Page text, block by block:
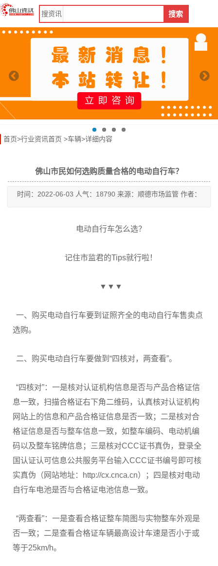
搜资讯 搜索
首页>行业资讯首页 >车辆>详细内容
佛山市民如何选购质量合格的电动自行车？
时间：2022-06-03 人气：18790 来源：顺德市场监管 作者：
电动自行车怎么选？
记住市监君的Tips就行啦！
▼▼▼
一、购买电动自行车要到证照齐全的电动自行车售卖点
选购。
二、购买电动自行车要做到“四核对，两查看”。
“四核对”：一是核对认证机构信息是否与产品合格证信
息一致，扫描合格证右下角二维码，认真核对认证机构
网站上的信息和产品合格证信息是否一致；二是核对合
格证信息是否与整车信息一致，如整车编码、电动机编
码以及整车铭牌信息；三是核对CCC证书真伪，登录全
国认证认可信息公共服务平台输入CCC证书编号即可核
实真伪（网站地址：http://cx.cnca.cn）；四是核对电动
自行车电池是否与合格证电池信息一致。
“两查看”：一是查看合格证整车简图与实物整车外观是
否一致；二是查看合格证车辆最高设计车速是否小于或
等于25km/h。